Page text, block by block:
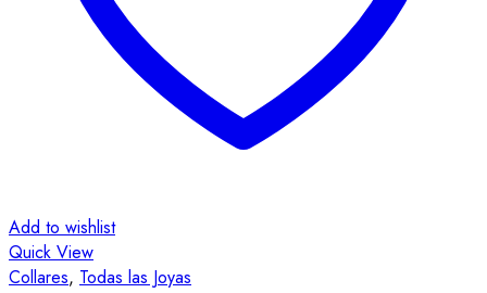
Add to wishlist
Quick View
Collares, Todas las Joyas